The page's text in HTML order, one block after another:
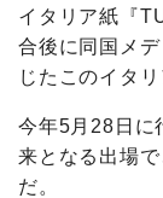
イタリア紙『
合後に同国メ
じたこのイタ
今年5月28日に
来となる出場
だ。